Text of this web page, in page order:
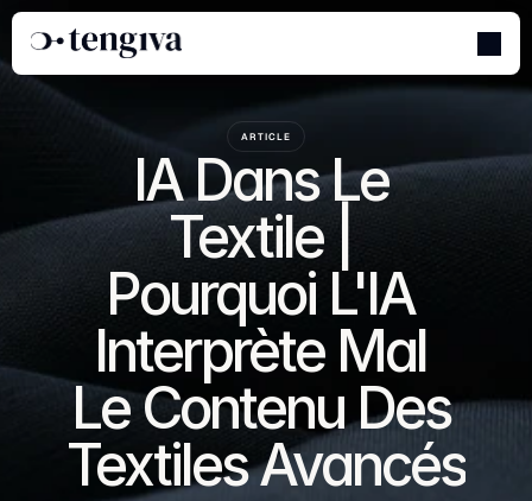
ARTICLE
IA Dans Le
Textile |
Pourquoi L'IA
Interprète Mal
Le Contenu Des
Textiles Avancés